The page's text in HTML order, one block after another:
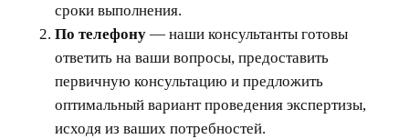
сроки выполнения.
По телефону — наши консультанты готовы
ответить на ваши вопросы, предоставить
первичную консультацию и предложить
оптимальный вариант проведения экспертизы,
исходя из ваших потребностей.